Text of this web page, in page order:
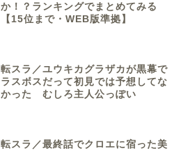
か！？ランキングでまとめてみる
【15位まで・WEB版準拠】
転スラ／ユウキカグラザカが黒幕で
ラスボスだって初見では予想してな
かった むしろ主人公っぽい
転スラ／最終話でクロエに宿った美